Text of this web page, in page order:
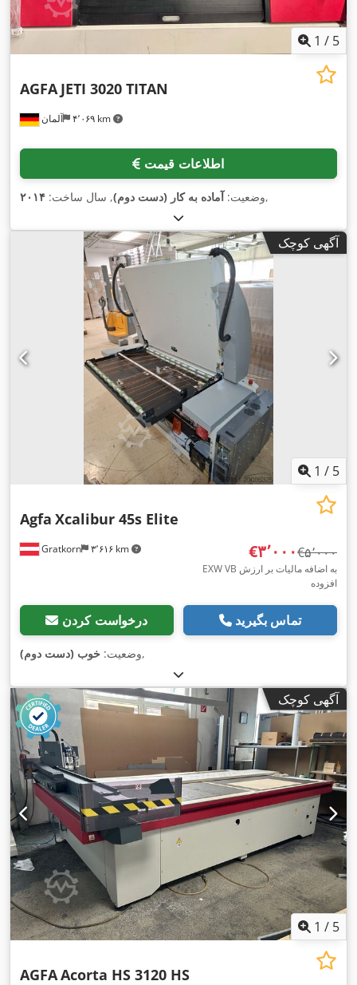
1 / 5
آلمان ۴٬۰۶۹ km
AGFA JETI 3020 TITAN
اطلاعات قیمت
وضعیت:آماده به کار (دست دوم), سال ساخت: ۲۰۱۴ ,
آگهی کوچک
1 / 5
Gratkorn ۳٬۶۱۶ km
Agfa Xcalibur 45s Elite
‎€۳٬۰۰۰ ‎€۵٬۰۰۰
EXW VB به اضافه مالیات بر ارزش
افزوده
درخواست کردن تماس بگیرید
وضعیت: خوب (دست دوم) ,
آگهی کوچک
1 / 5
AGFAAcorta HS 3120 HS